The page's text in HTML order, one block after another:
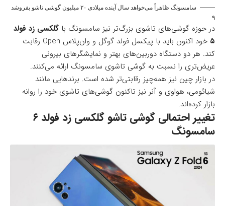
سامسونگ ظاهراً می‌خواهد سال آینده میلادی ۲۰ میلیون گوشی تاشو بفروشد
۹
در حوزه گوشی‌های تاشوی بزرگ‌تر نیز سامسونگ با گلکسی زد فولد
۵
خود اکنون باید با پیکسل فولد گوگل و وان‌پلاس Open رقابت
کند. هر دو دستگاه دوربین‌های بهتر و نمایشگرهای بیرونی
عریض‌تری را نسبت به گوشی تاشوی سامسونگ ارائه می‌کنند.
در بازار چین نیز همه‌چیز رقابتی‌تر شده است. برندهایی مانند
شیائومی، هواوی و آنر نیز تاکنون گوشی‌های تاشوی خود را روانه
بازار کرده‌اند.
تغییر احتمالی گوشی تاشو گلکسی زد فولد ۶
سامسونگ